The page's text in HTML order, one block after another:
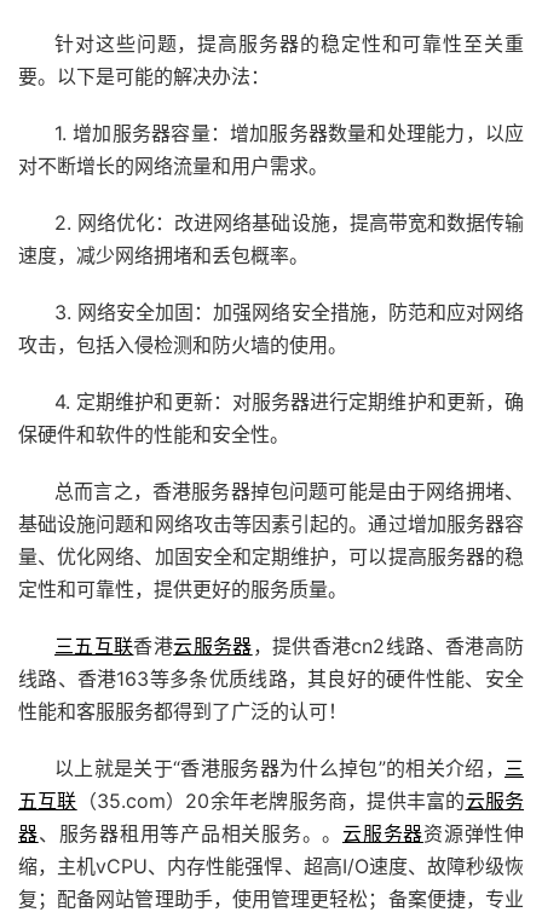
针对这些问题，提高服务器的稳定性和可靠性至关重
要。以下是可能的解决办法：
1. 增加服务器容量：增加服务器数量和处理能力，以应
对不断增长的网络流量和用户需求。
2. 网络优化：改进网络基础设施，提高带宽和数据传输
速度，减少网络拥堵和丢包概率。
3. 网络安全加固：加强网络安全措施，防范和应对网络
攻击，包括入侵检测和防火墙的使用。
4. 定期维护和更新：对服务器进行定期维护和更新，确
保硬件和软件的性能和安全性。
总而言之，香港服务器掉包问题可能是由于网络拥堵、
基础设施问题和网络攻击等因素引起的。通过增加服务器容
量、优化网络、加固安全和定期维护，可以提高服务器的稳
定性和可靠性，提供更好的服务质量。
三五互联香港云服务器，提供香港cn2线路、香港高防
线路、香港163等多条优质线路，其良好的硬件性能、安全
性能和客服服务都得到了广泛的认可！
以上就是关于“香港服务器为什么掉包”的相关介绍， 三
五互联 （35.com）20余年老牌服务商，提供丰富的云服务
器、服务器租用等产品相关服务。。 云服务器资源弹性伸
缩，主机vCPU、内存性能强悍、超高I/O速度、故障秒级恢
复；配备网站管理助手，使用管理更轻松；备案便捷，专业